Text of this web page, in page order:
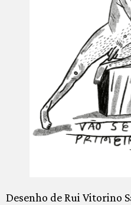
Desenho de Rui Vitorino